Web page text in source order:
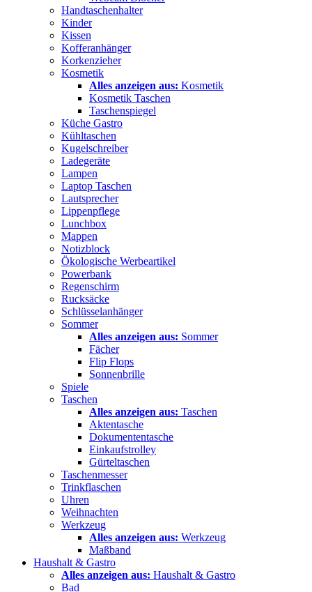
Handtaschenhalter
Kinder
Kissen
Kofferanhänger
Korkenzieher
Kosmetik
Alles anzeigen aus: Kosmetik
Kosmetik Taschen
Taschenspiegel
Küche Gastro
Kühltaschen
Kugelschreiber
Ladegeräte
Lampen
Laptop Taschen
Lautsprecher
Lippenpflege
Lunchbox
Mappen
Notizblock
Ökologische Werbeartikel
Powerbank
Regenschirm
Rucksäcke
Schlüsselanhänger
Sommer
Alles anzeigen aus: Sommer
Fächer
Flip Flops
Sonnenbrille
Spiele
Taschen
Alles anzeigen aus: Taschen
Aktentasche
Dokumententasche
Einkaufstrolley
Gürteltaschen
Taschenmesser
Trinkflaschen
Uhren
Weihnachten
Werkzeug
Alles anzeigen aus: Werkzeug
Maßband
Haushalt & Gastro
Alles anzeigen aus: Haushalt & Gastro
Bad